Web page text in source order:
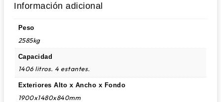
Información adicional
Peso
2585kg
Capacidad
1406 litros. 4 estantes.
Exteriores Alto x Ancho x Fondo
1900x1480x840mm